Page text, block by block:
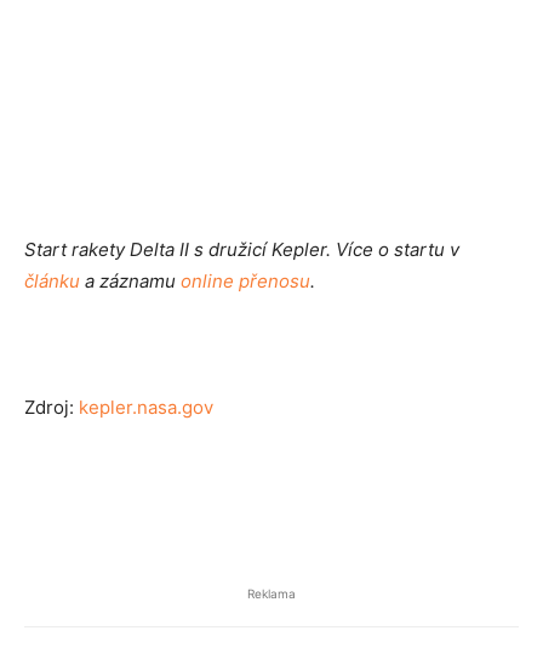
Start rakety Delta II s družicí Kepler. Více o startu v
článku a záznamu online přenosu.
Zdroj: kepler.nasa.gov
Reklama